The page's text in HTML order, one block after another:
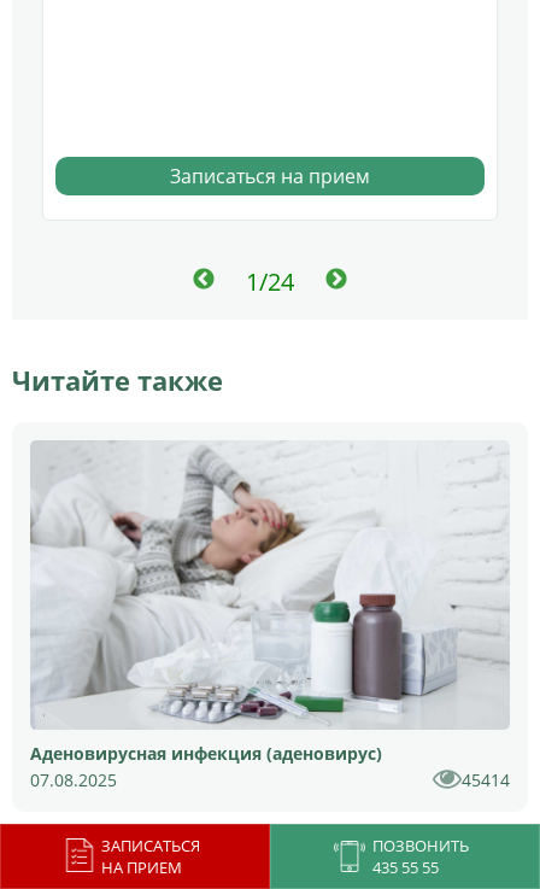
ЗАПИСАТЬСЯ
НА ПРИЕМ
ПОЗВОНИТЬ
435 55 55
Записаться на прием
1/24
Читайте также
Аденовирусная инфекция (аденовирус)
07.08.2025
45414